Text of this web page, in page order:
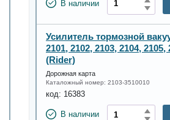
В наличии
Усилитель тормозной
2101, 2102, 2103, 2104, 2105,
(Rider)
Дорожная карта
Каталожный номер: 2103-3510010
код: 16383
В наличии